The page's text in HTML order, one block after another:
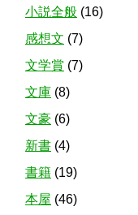
小説全般 (16)
感想文 (7)
文学賞 (7)
文庫 (8)
文豪 (6)
新書 (4)
書籍 (19)
本屋 (46)